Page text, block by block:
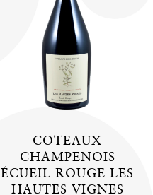
COTEAUX
CHAMPENOIS
ÉCUEIL ROUGE LES
HAUTES VIGNES